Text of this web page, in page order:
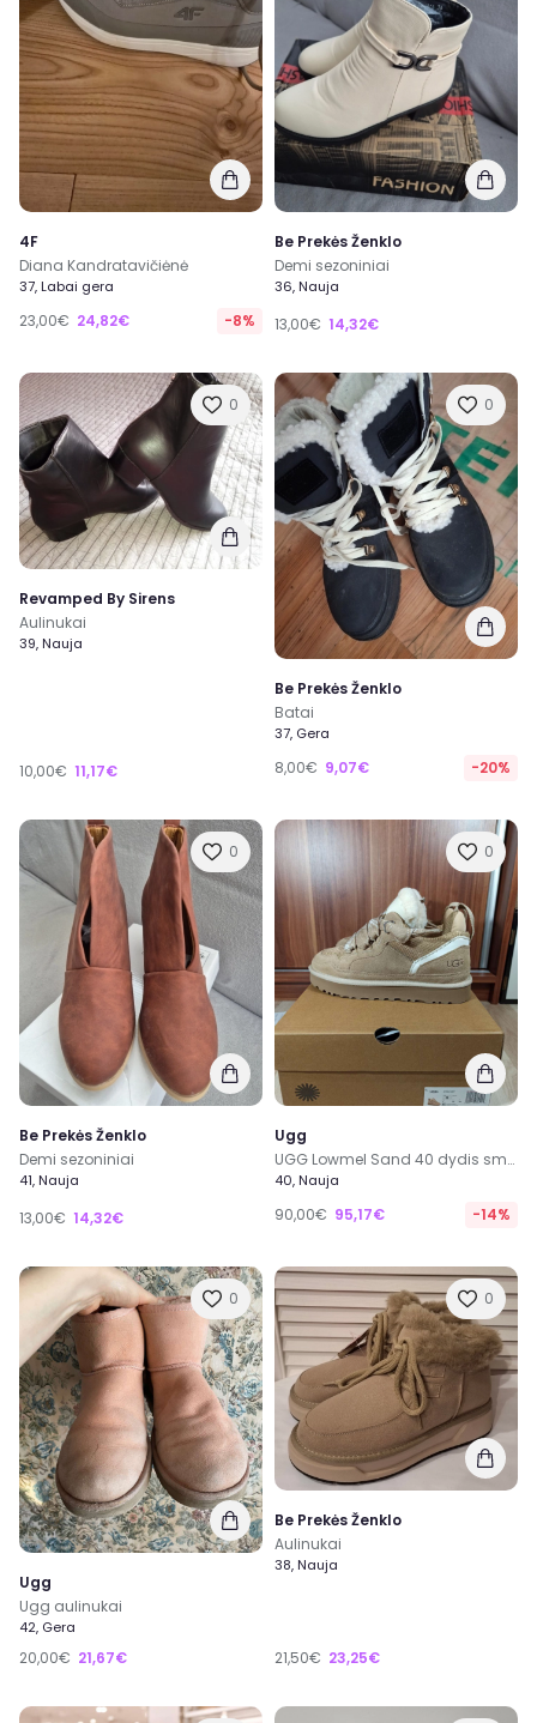
4F
Diana Kandratavičiėnė
37, Labai gera
23,00€ 24,82€ -8%
Be Prekės Ženklo
Demi sezoniniai
36, Nauja
13,00€ 14,32€
0
Revamped By Sirens
Aulinukai
39, Nauja
10,00€ 11,17€
0
Be Prekės Ženklo
Batai
37, Gera
8,00€ 9,07€ -20%
0
Be Prekės Ženklo
Demi sezoniniai
41, Nauja
13,00€ 14,32€
0
Ugg
UGG Lowmel Sand 40 dydis smėlio spalvos aulinukai
40, Nauja
90,00€ 95,17€ -14%
0
Ugg
Ugg aulinukai
42, Gera
20,00€ 21,67€
0
Be Prekės Ženklo
Aulinukai
38, Nauja
21,50€ 23,25€
Pirkir Parduoknebenaudojamas, bei naujas prekes
ir dar užsidirbk, ar gali būti kažkas dar geriau?
Prisijunk prie mūsų ir tapk ExTing dalimi
ExTing bendruomenėje jau 6000+ narių.
Registruotis →
Supratau